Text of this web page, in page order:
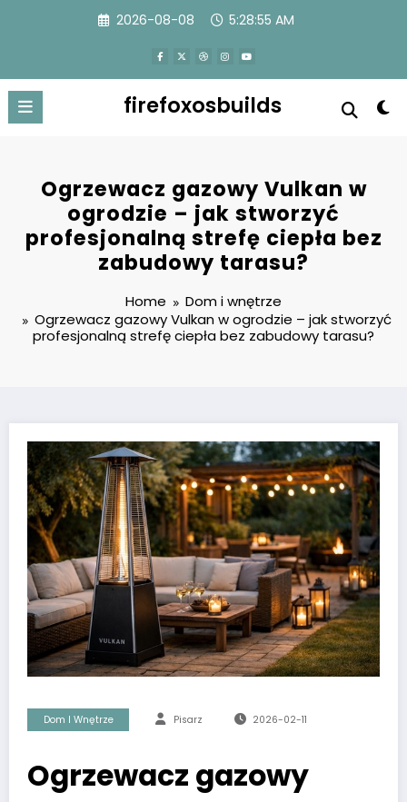
2026-08-08 5:28:56 AM
firefoxosbuilds
Ogrzewacz gazowy Vulkan w
ogrodzie – jak stworzyć
profesjonalną strefę ciepła bez
zabudowy tarasu?
Home
Dom i wnętrze
Ogrzewacz gazowy Vulkan w ogrodzie – jak stworzyć
profesjonalną strefę ciepła bez zabudowy tarasu?
Dom I Wnętrze Pisarz 2026-02-11
Ogrzewacz gazowy